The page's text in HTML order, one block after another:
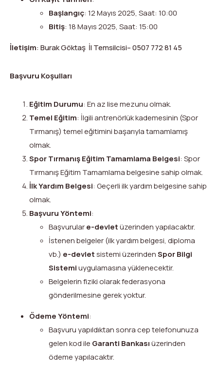
Video
Başlangıç: 12 Mayıs 2025, Saat: 10:00
Bitiş: 18 Mayıs 2025, Saat: 15:00
İletişim: Burak Göktaş İl Temsilcisi– 0507 772 81 45
Başvuru Koşulları
Eğitim Durumu: En az lise mezunu olmak.
Temel Eğitim: İlgili antrenörlük kademesinin (Spor
Tırmanış) temel eğitimini başarıyla tamamlamış
olmak.
Spor Tırmanış Eğitim Tamamlama Belgesi: Spor
Tırmanış Eğitim Tamamlama belgesine sahip olmak.
İlk Yardım Belgesi: Geçerli ilk yardım belgesine sahip
olmak.
Başvuru Yöntemi:
Başvurulare-devletüzerinden yapılacaktır.
İstenen belgeler (ilk yardım belgesi, diploma
vb.) e-devletsistemi üzerindenSpor Bilgi
Sistemiuygulamasına yüklenecektir.
Belgelerin fiziki olarak federasyona
gönderilmesine gerek yoktur.
Ödeme Yöntemi:
Başvuru yapıldıktan sonra cep telefonunuza
gelen kod ile Garanti Bankasıüzerinden
ödeme yapılacaktır.